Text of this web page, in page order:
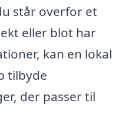
står overfor et
eller blot har
kan en lokal
tilbyde
der passer til